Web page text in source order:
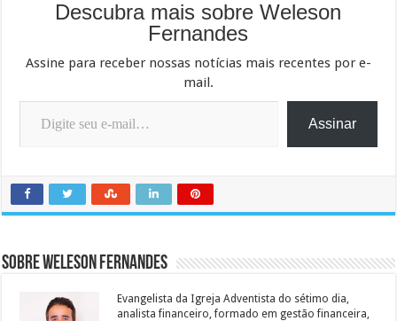
Descubra mais sobre Weleson
Fernandes
Assine para receber nossas notícias mais recentes por e-
mail.
Digite seu e-mail…
Assinar
Sobre Weleson Fernandes
Evangelista da Igreja Adventista do sétimo dia,
analista financeiro, formado em gestão financeira,